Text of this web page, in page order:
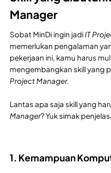
Manager
Sobat MinDi ingin jadi IT
memerlukan pengalaman
pekerjaan ini, kamu harus
mengembangkan skill yang
Project Manager.
Lantas apa saja skill yang
Manager? Yuk simak
1. Kemampuan